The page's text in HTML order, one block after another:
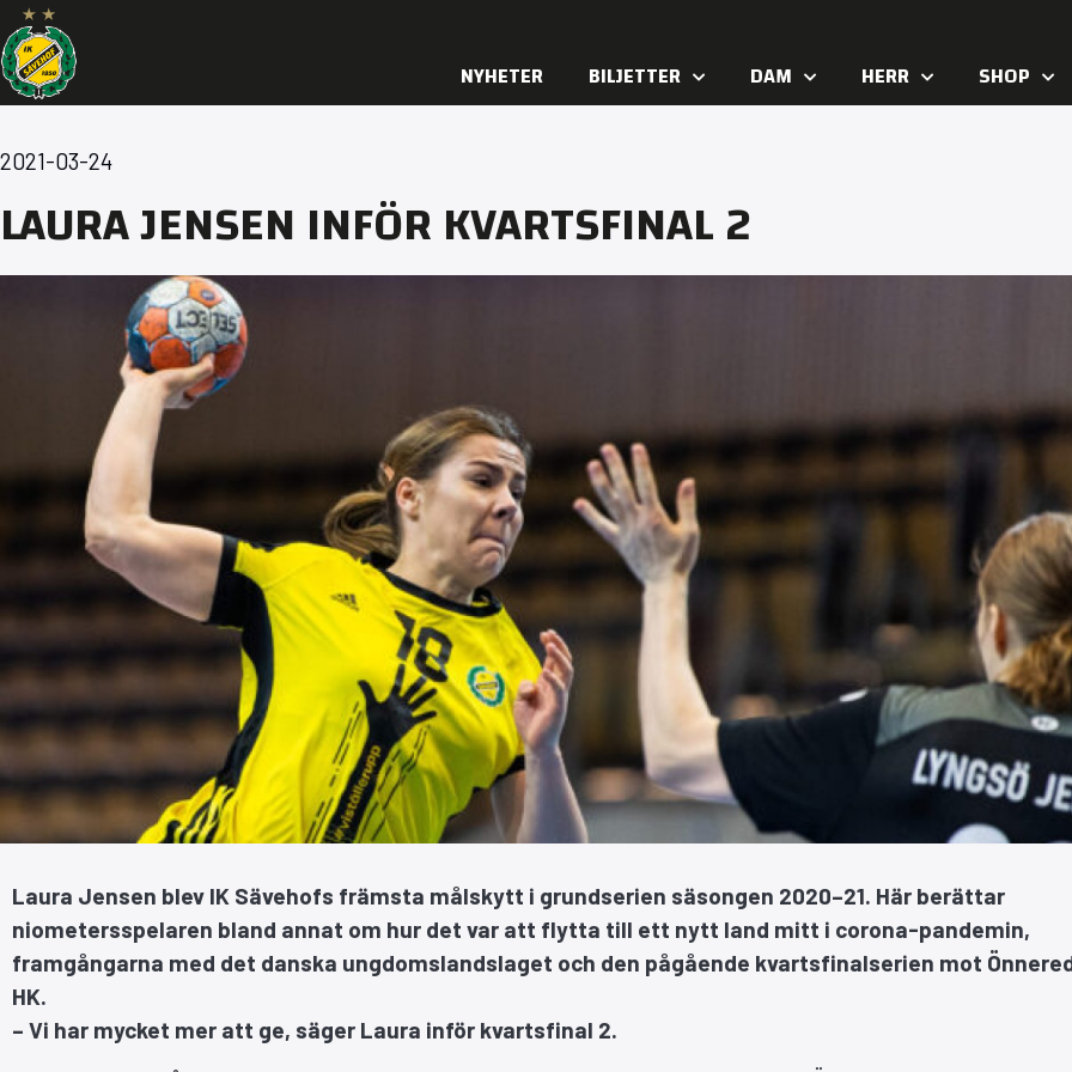
NYHETER BILJETTER DAM HERR SHOP
2021-03-24
LAURA JENSEN INFÖR KVARTSFINAL 2
Laura Jensen blev IK Sävehofs främsta målskytt i grundserien säsongen 2020–21. Här berättar
niometersspelaren bland annat om hur det var att flytta till ett nytt land mitt i corona-pandemin,
framgångarna med det danska ungdomslandslaget och den pågående kvartsfinalserien mot
HK.
– Vi har mycket mer att ge, säger Laura inför kvartsfinal 2.